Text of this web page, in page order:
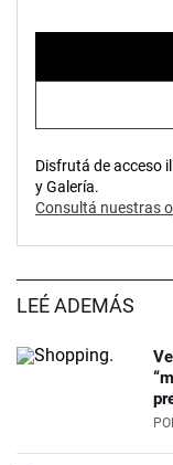
Disfrutá de acceso
y Galería.
Consultá nuestras
LEÉ ADEMÁS